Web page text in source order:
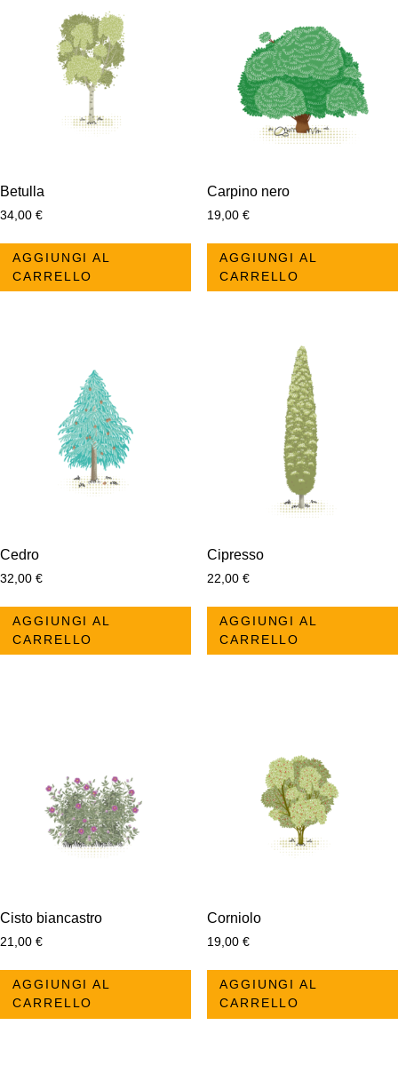
Betulla
34,00 €
AGGIUNGI AL
CARRELLO
Carpino nero
19,00 €
AGGIUNGI AL
CARRELLO
Cedro
32,00 €
AGGIUNGI AL
CARRELLO
Cipresso
22,00 €
AGGIUNGI AL
CARRELLO
Cisto biancastro
21,00 €
AGGIUNGI AL
CARRELLO
Corniolo
19,00 €
AGGIUNGI AL
CARRELLO